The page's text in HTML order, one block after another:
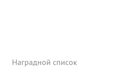
Наградной список